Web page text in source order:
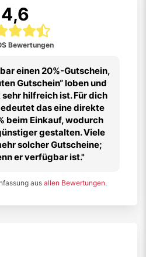
4,6
Bewertungen
einen 20%-Gutschein,
Gutschein“ loben und
hilfreich ist. Für dich
das eine direkte
beim Einkauf, wodurch
gestalten. Viele
solcher Gutscheine;
er verfügbar ist.
aus allen Bewertungen.